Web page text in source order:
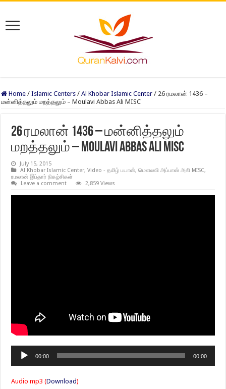
Home / Islamic Centers / Al Khobar Islamic Center / 26 ரமலான் 1436 –
மன்னித்தலும் மறத்தலும் – Moulavi Abbas Ali MISC
26 ரமலான் 1436 – மன்னித்தலும்
மறத்தலும் – Moulavi Abbas Ali MISC
July 15, 2015
Al Khobar Islamic Center,Video - தமிழ் பயான்,மௌலவி அப்பாஸ் அலி MISC,
ரமலான் இப்தார் நிகழ்சிகள்
Leave a comment
2,859 Views
Audio
Player
00:00 00:00
Audio mp3 (Download)